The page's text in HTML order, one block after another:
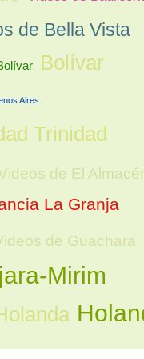
de Bella Vista
Bolívar
Aires
Trinidad
de El
La Granja
de Guachara
Mirim